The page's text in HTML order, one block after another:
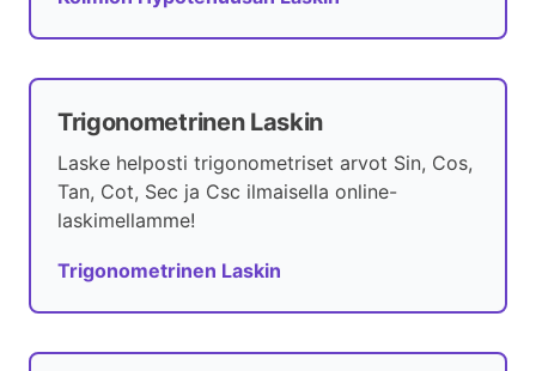
Trigonometrinen Laskin
Laske helposti trigonometriset arvot Sin, Cos,
Tan, Cot, Sec ja Csc ilmaisella online-
laskimellamme!
Trigonometrinen Laskin